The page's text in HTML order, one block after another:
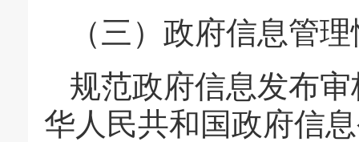
（三）政府信息管
规范政府信息发布
华人民共和国政府信